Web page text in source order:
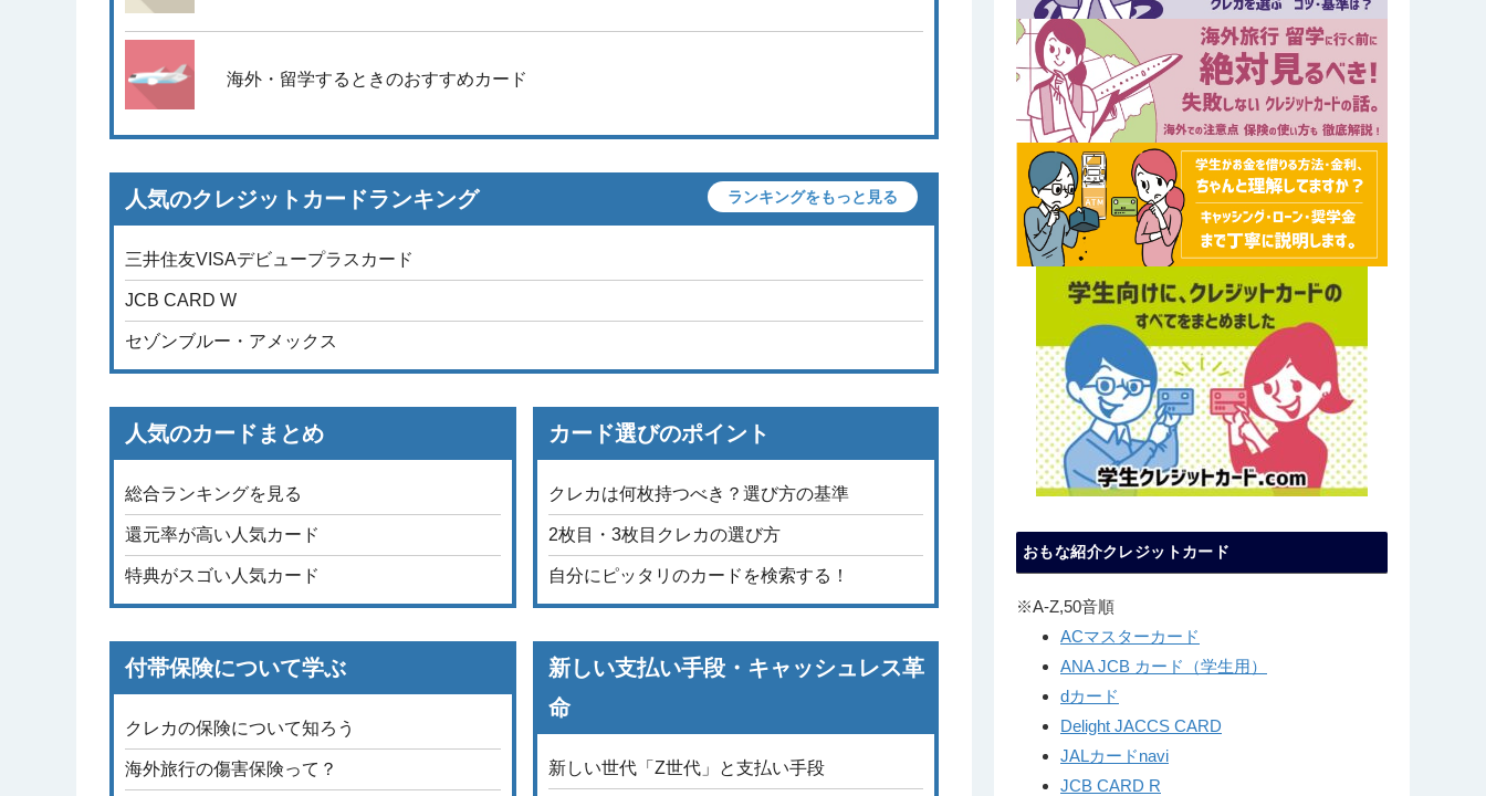
海外・留学するときのおすすめカード
人気のクレジットカードランキング
三井住友VISAデビュープラスカード
JCB CARD W
セゾンブルー・アメックス
ランキングをもっと見る
人気のカードまとめ
総合ランキングを見る
還元率が高い人気カード
特典がスゴい人気カード
カード選びのポイント
クレカは何枚持つべき？選び方の基準
2枚目・3枚目クレカの選び方
自分にピッタリのカードを検索する！
付帯保険について学ぶ
クレカの保険について知ろう
海外旅行の傷害保険って？
新しい支払い手段・キャッシュレス革
命
新しい世代「Z世代」と支払い手段
おもな紹介クレジットカード
※A-Z,50音順
ACマスターカード
ANA JCB カード（学生用）
dカード
Delight JACCS CARD
JALカードnavi
JCB CARD R